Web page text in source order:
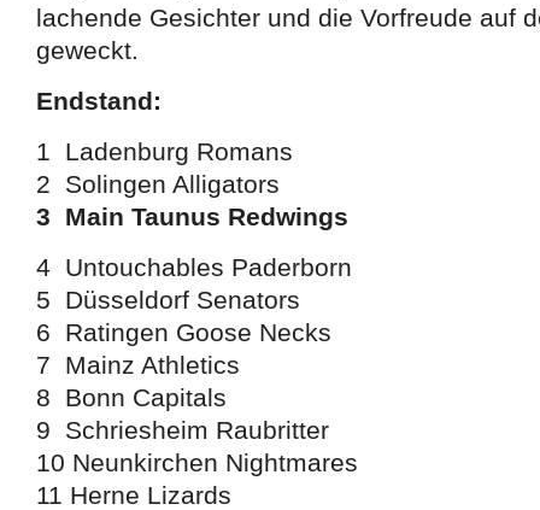
lachende Gesichter und die Vorfreude auf
geweckt.
Endstand:
1 Ladenburg Romans
2 Solingen Alligators
3 Main Taunus Redwings
4 Untouchables Paderborn
5 Düsseldorf Senators
6 Ratingen Goose Necks
7 Mainz Athletics
8 Bonn Capitals
9 Schriesheim Raubritter
10 Neunkirchen Nightmares
11 Herne Lizards